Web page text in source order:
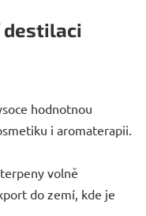
destilaci
hodnotnou
i aromaterapii.
volně
do zemí, kde je